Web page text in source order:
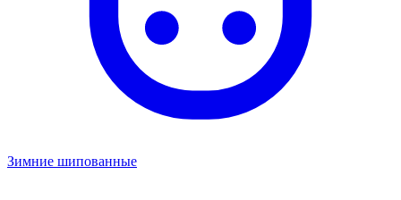
Зимние шипованные